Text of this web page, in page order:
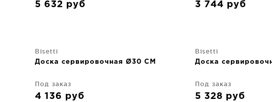
5 632 руб 3 744 руб
Bisetti
Доска сервировочная Ø30 CM
Под заказ
4 136 руб
Bisetti
Доска
Под заказ
5 328 руб